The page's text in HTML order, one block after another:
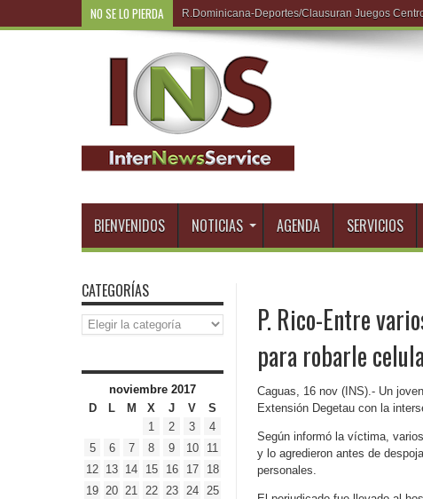
NO SE LO PIERDA P. Rico-L
BIENVENIDOS NOTICIAS AGENDA SERVICIOS
P. Rico-Entre
para robarle
Caguas, 16 nov (INS).- Un
Extensión Degetau con la
Según informó la víctima,
y lo agredieron antes de
personales.
CATEGORÍAS
Categorías
noviembre 2017
D
L M X J V
S
1
2 3
4
5
6 7 8 9 10
11
12 13 14 15 16 17
18
19 20 21 22 23 24
25